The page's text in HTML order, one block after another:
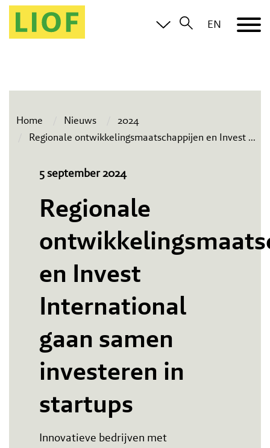
EN
Home Nieuws
2024
Regionale ontwikkelingsmaatschappijen en Invest ...
5 september 2024
Regionale
en Invest
International
gaan samen
investeren in
startups
Innovatieve bedrijven met